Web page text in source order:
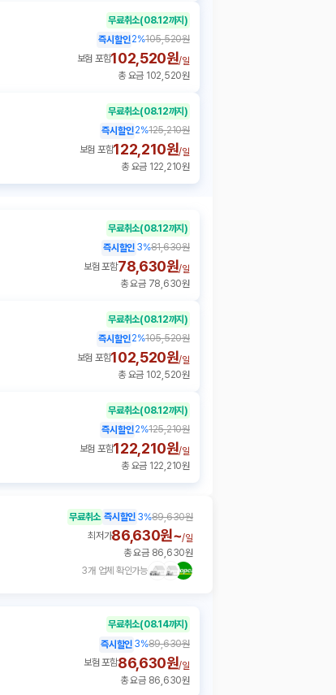
무료취소(08.12까지)
즉시할인2%105,520원
보험 포함102,520원/일
총 요금 102,520원
무료취소(08.12까지)
즉시할인2%125,210원
보험 포함122,210원/일
총 요금 122,210원
무료취소(08.12까지)
즉시할인 3%81,630원
보험 포함78,630원/일
총 요금 78,630원
무료취소(08.12까지)
즉시할인2%105,520원
보험 포함102,520원/일
총 요금 102,520원
무료취소(08.12까지)
즉시할인2%125,210원
보험 포함122,210원/일
총 요금 122,210원
3개 업체 확인가능
무료취소 즉시할인 3%89,630원
최저가86,630원~/일
총 요금 86,630원
무료취소(08.14까지)
즉시할인 3%89,630원
보험 포함86,630원/일
총 요금 86,630원